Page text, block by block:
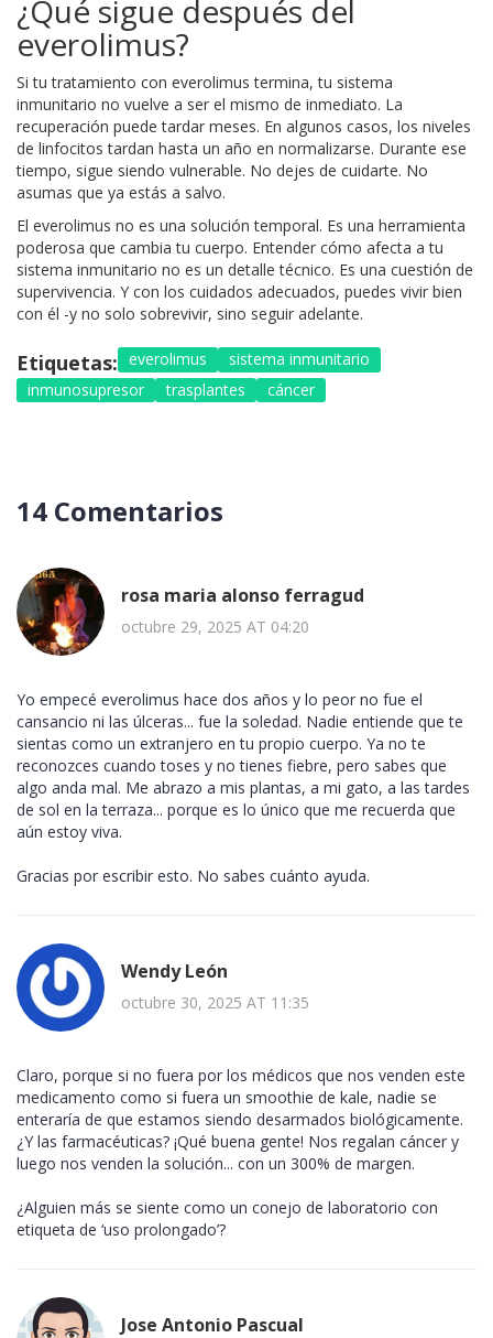
¿Qué sigue después del
everolimus?
Si tu tratamiento con everolimus termina, tu sistema
inmunitario no vuelve a ser el mismo de inmediato. La
recuperación puede tardar meses. En algunos casos, los niveles
de linfocitos tardan hasta un año en normalizarse. Durante ese
tiempo, sigue siendo vulnerable. No dejes de cuidarte. No
asumas que ya estás a salvo.
El everolimus no es una solución temporal. Es una herramienta
poderosa que cambia tu cuerpo. Entender cómo afecta a tu
sistema inmunitario no es un detalle técnico. Es una cuestión de
supervivencia. Y con los cuidados adecuados, puedes vivir bien
con él -y no solo sobrevivir, sino seguir adelante.
Etiquetas: everolimus
sistema inmunitario
inmunosupresor
trasplantes cáncer
14 Comentarios
rosa maria alonso ferragud
octubre 29, 2025 AT 04:20
Yo empecé everolimus hace dos años y lo peor no fue el
cansancio ni las úlceras... fue la soledad. Nadie entiende que te
sientas como un extranjero en tu propio cuerpo. Ya no te
reconozces cuando toses y no tienes fiebre, pero sabes que
algo anda mal. Me abrazo a mis plantas, a mi gato, a las tardes
de sol en la terraza... porque es lo único que me recuerda que
aún estoy viva.
Gracias por escribir esto. No sabes cuánto ayuda.
Wendy León
octubre 30, 2025 AT 11:35
Claro, porque si no fuera por los médicos que nos venden este
medicamento como si fuera un smoothie de kale, nadie se
enteraría de que estamos siendo desarmados biológicamente.
¿Y las farmacéuticas? ¡Qué buena gente! Nos regalan cáncer y
luego nos venden la solución... con un 300% de margen.
¿Alguien más se siente como un conejo de laboratorio con
etiqueta de ‘uso prolongado’?
Jose Antonio Pascual